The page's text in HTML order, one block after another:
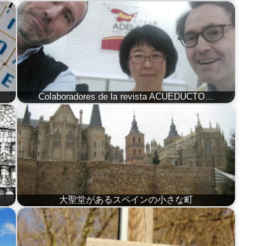
Colaboradores de la revista ACUEDUCTO…
大聖堂があるスペインの小さな町